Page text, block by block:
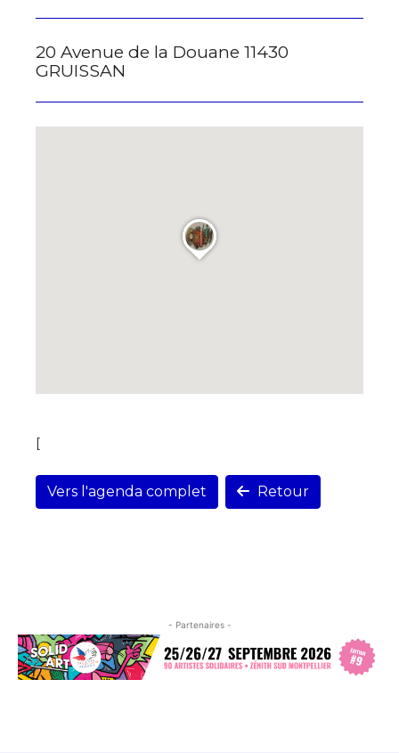
20 Avenue de la Douane 11430
GRUISSAN
[
Vers l'agenda complet Retour
- Partenaires -